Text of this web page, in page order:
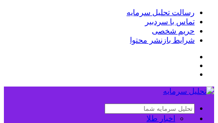
رسالت تحلیل سرمایه
تماس با سردبیر
حریم شخصی
شرایط بازنشر محتوا
اخبار طلا